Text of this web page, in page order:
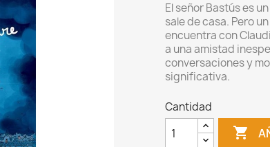
El señor Bastús es
sale de casa. Pero
encuentra con
a una amistad
conversaciones y
significativa.
Cantidad
